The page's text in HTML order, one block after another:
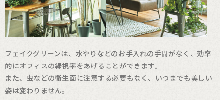
フェイクグリーンは、水やりなどのお手入れの手間がなく、効率
的にオフィスの緑視率をあげることができます。
また、虫などの衛生面に注意する必要もなく、いつまでも美しい
姿は変わりません。